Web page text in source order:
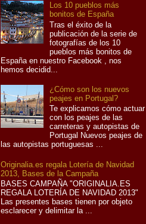
Los 10 pueblos más
bonitos de España
Tras el éxito de la
publicación de la serie de
fotografías de los 10
pueblos más bonitos de
España en nuestro Facebook , nos
hemos decidid...
¿Cómo son los nuevos
peajes en Portugal?
Te explicamos cómo actuar
con los peajes de las
carreteras y autopistas de
Portugal Nuevos peajes de
las autopistas portuguesas ...
Originalia.es regala Lotería de Navidad
2013, Bases de la Campaña
BASES CAMPAÑA "ORIGINALIA.ES
REGALA LOTERÍA DE NAVIDAD 2013"
Las presentes bases tienen por objeto
esclarecer y delimitar la ...